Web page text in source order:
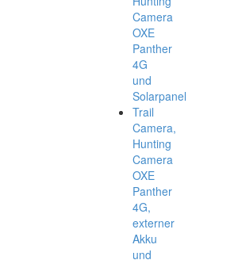
Camera
OXE
Panther
4G
und
Solarpanel
Trail
Camera,
Hunting
Camera
OXE
Panther
4G,
externer
Akku
und